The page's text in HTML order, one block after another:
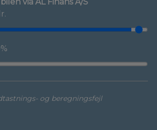
via AL Finans A/S
og beregningsfejl